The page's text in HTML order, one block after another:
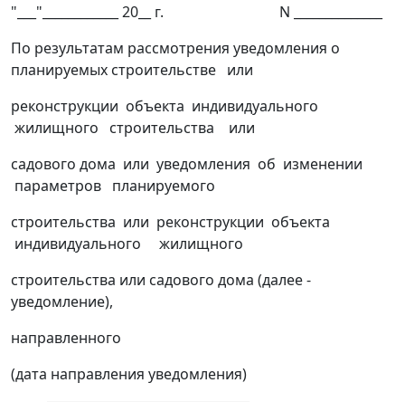
"___"____________ 20__ г. N ______________
По результатам рассмотрения уведомления о
планируемых строительстве или
реконструкции объекта индивидуального
жилищного строительства или
садового дома или уведомления об изменении
параметров планируемого
строительства или реконструкции объекта
индивидуального жилищного
строительства или садового дома (далее -
уведомление),
направленного
(дата направления уведомления)